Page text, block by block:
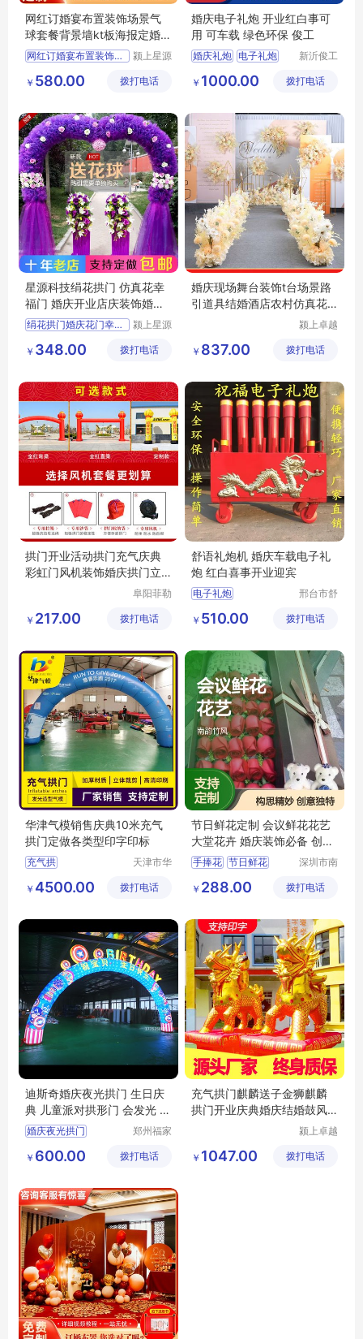
网红订婚宴布置装饰场景气
球套餐背景墙kt板海报定婚酒
店现场用品
网红订婚宴布置装饰场景气
颍上星源
有限公司
￥ 580.00 拨打电话
婚庆电子礼炮 开业红白事可
用 可车载 绿色环保 俊工
婚庆礼炮 电子礼炮
婚庆礼炮厂家
新沂俊工
公司
￥ 1000.00 拨打电话
星源科技绢花拱门 仿真花幸
福门 婚庆开业店庆装饰婚礼
成品道具
绢花拱门婚庆花门幸福门开
颍上星源
有限公司
￥ 348.00 拨打电话
婚庆现场舞台装饰t台场景路
引道具结婚酒店农村仿真花
颍上卓越
有限公司
￥ 837.00 拨打电话
拱门开业活动拱门充气庆典
彩虹门风机装饰婚庆拱门立
阜阳菲勒
公司
￥ 217.00 拨打电话
舒语礼炮机 婚庆车载电子礼
炮 红白喜事开业迎宾
电子礼炮
电子礼炮批发
电子礼炮价格
邢台市舒
造厂（普
￥ 510.00 拨打电话
华津气模销售庆典10米充气
拱门定做各类型印字印标
充气拱
天津市华
气模型科
￥ 4500.00 拨打电话
节日鲜花定制 会议鲜花花艺
大堂花卉 婚庆装饰必备 创意
独特 构思巧妙
手捧花 节日鲜花
鲜花花艺
深圳市南
观园林有
￥ 288.00 拨打电话
迪斯奇婚庆夜光拱门 生日庆
典 儿童派对拱形门 会发光 新
奇好玩
婚庆夜光拱门
郑州福家
有限公司
￥ 600.00 拨打电话
充气拱门麒麟送子金狮麒麟
拱门开业庆典婚庆结婚鼓风
颍上卓越
有限公司
￥ 1047.00 拨打电话